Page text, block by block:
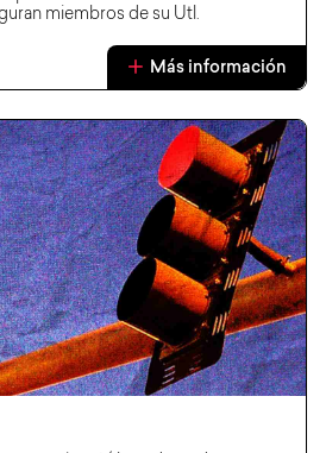
miembros de su Utl.
Más información